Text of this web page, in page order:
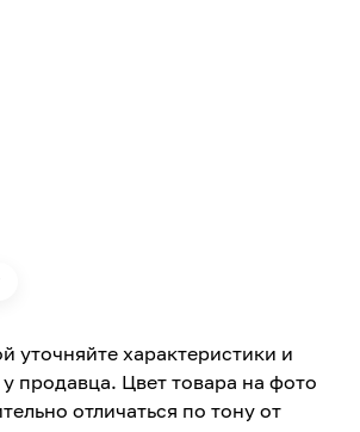
с повышенной
уточняйте характеристики и
продавца. Цвет товара на фото
отличаться по тону от